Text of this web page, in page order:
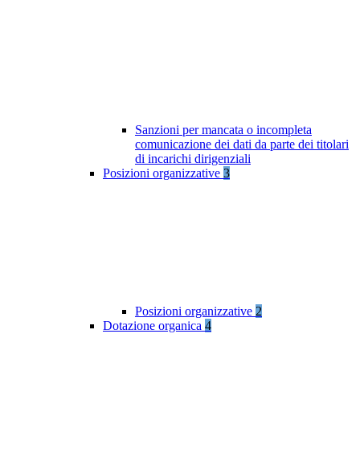
Sanzioni per mancata o incompleta
comunicazione dei dati da parte dei titolari
di incarichi dirigenziali
Posizioni organizzative 3
Posizioni organizzative 2
Dotazione organica 4